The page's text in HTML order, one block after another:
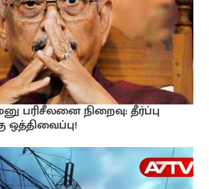
பரிசீலனை நிறைவு: தீர்ப்பு
ஒத்திவைப்பு!